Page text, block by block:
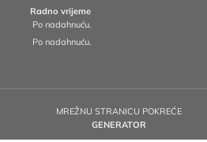
Radno vrijeme
Po nadahnuću.
Po nadahnuću.
MREŽNU STRANICU POKREĆE
GENERATOR